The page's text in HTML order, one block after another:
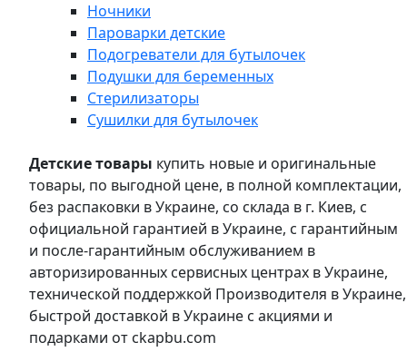
Ночники
Пароварки детские
Подогреватели для бутылочек
Подушки для беременных
Стерилизаторы
Сушилки для бутылочек
Детские товары купить новые и оригинальные
товары, по выгодной цене, в полной комплектации,
без распаковки в Украине, со склада в г. Киев, с
официальной гарантией в Украине, с гарантийным
и после-гарантийным обслуживанием в
авторизированных сервисных центрах в Украине,
технической поддержкой Производителя в Украине,
быстрой доставкой в Украине с акциями и
подарками от ckapbu.com